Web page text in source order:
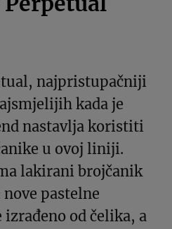
najpristupačniji
kada je
nastavlja koristiti
u ovoj liniji.
lakirani brojčanik
pastelne
od čelika, a